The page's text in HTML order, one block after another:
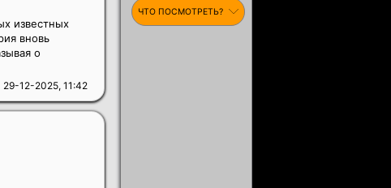
29-12-2025, 11:42
известных
вновь
о
ЧТО ПОСМОТРЕТЬ?